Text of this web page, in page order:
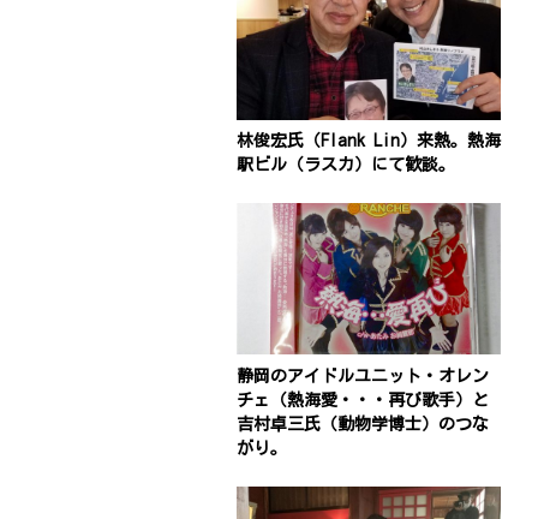
林俊宏氏（Flank Lin）来熱。熱海
駅ビル（ラスカ）にて歓談。
静岡のアイドルユニット・オレン
チェ（熱海愛・・・再び歌手）と
吉村卓三氏（動物学博士）のつな
がり。